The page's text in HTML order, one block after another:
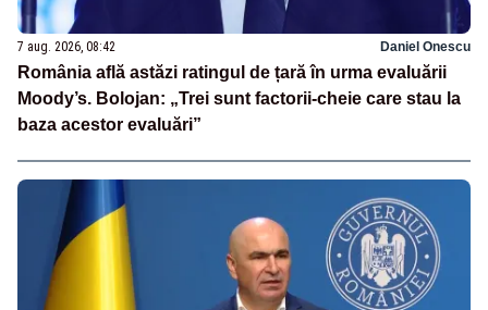
7 aug. 2026, 08:42 Daniel Onescu
România află astăzi ratingul de țară în urma evaluării
Moody’s. Bolojan: „Trei sunt factorii-cheie care stau la
baza acestor evaluări”